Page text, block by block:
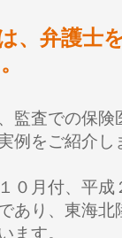
、弁護士
監査での保
例をご紹介し
０月付、平
あり、東海
ます。